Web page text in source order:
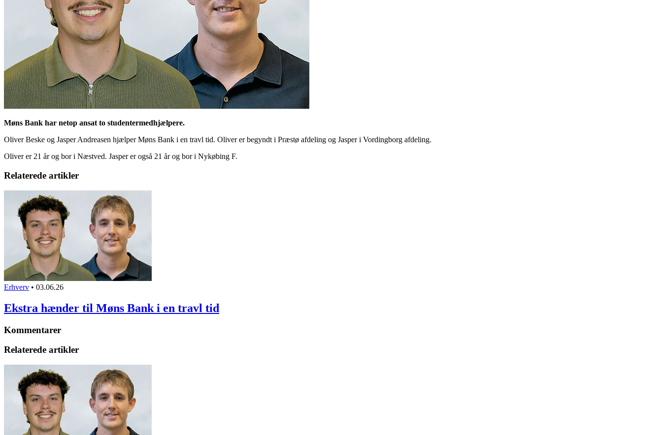
Møns Bank har netop ansat to studentermedhjælpere.
Oliver Beske og Jasper Andreasen hjælper Møns Bank i en travl tid. Oliver er begyndt i Præstø afdeling og Jasper i Vordingborg afdeling.
Oliver er 21 år og bor i Næstved. Jasper er også 21 år og bor i Nykøbing F.
Relaterede artikler
Erhverv • 03.06.26
Ekstra hænder til Møns Bank i en travl tid
Kommentarer
Relaterede artikler